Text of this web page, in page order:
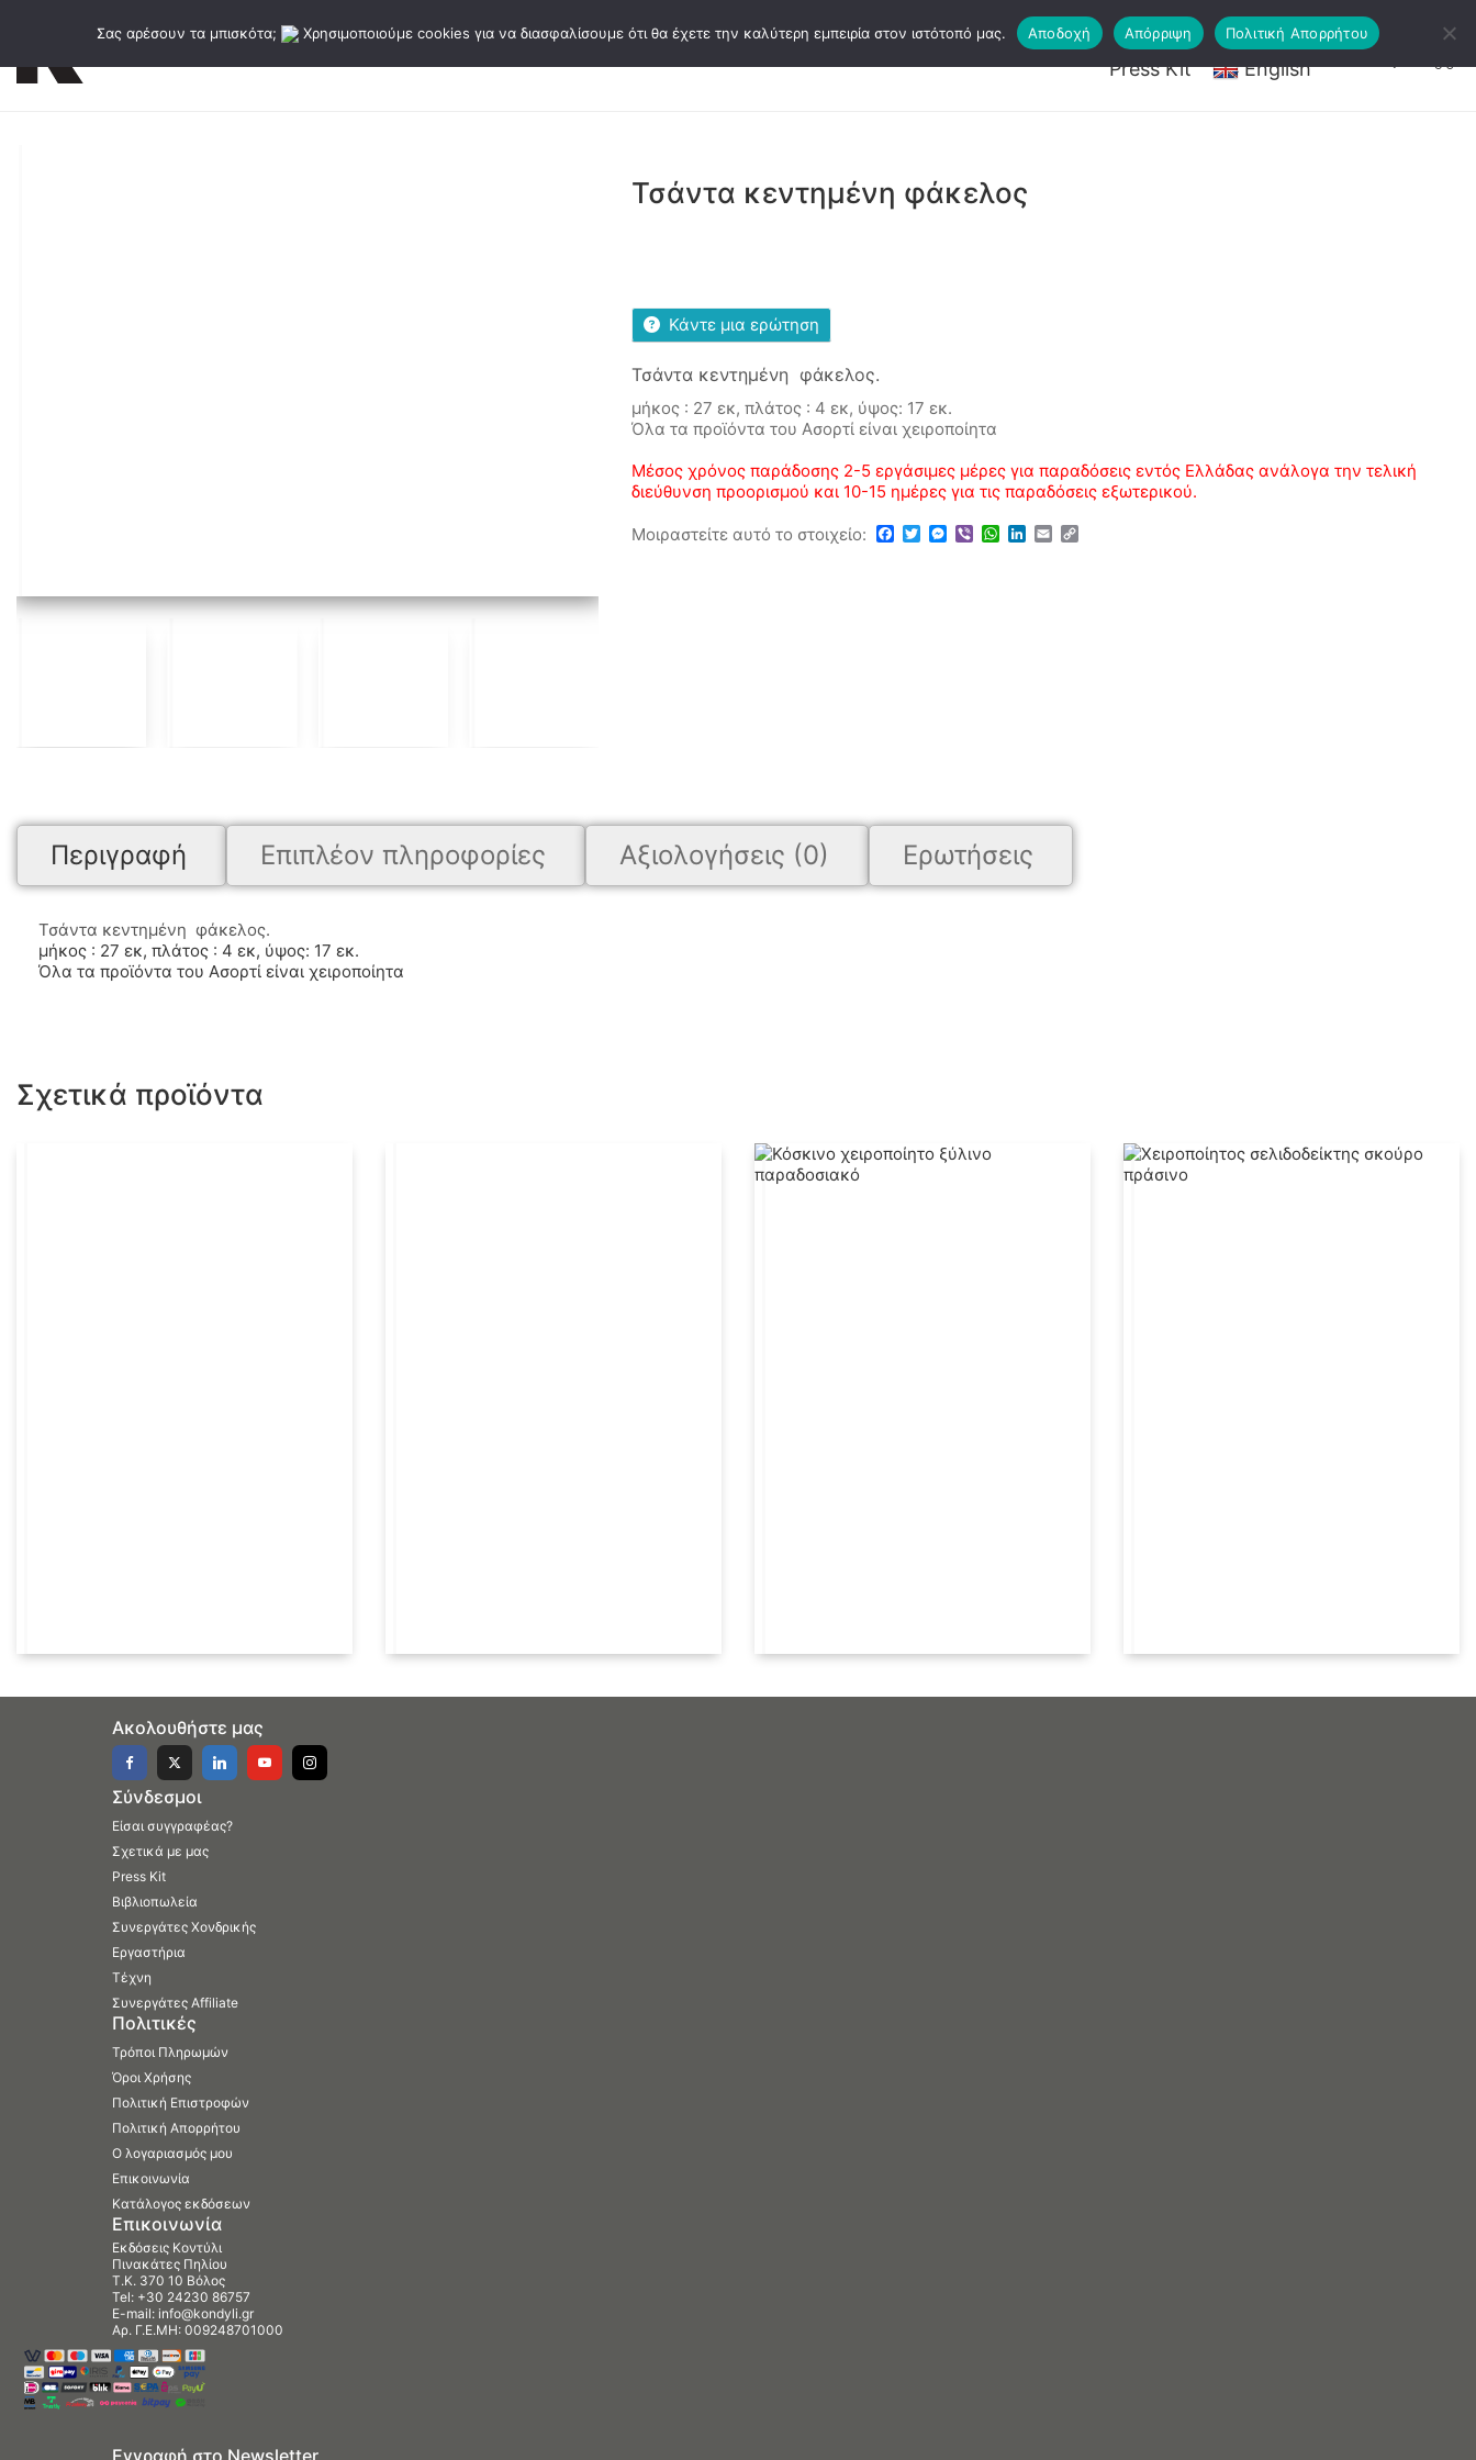
Εκδόσεις Κατάλογος εκδόσεων Συγγραφείς Κάρτες Ψυχοθεραπείας Εργαστήρια – Εισιτήρια
Τέχνη
Press Kit
English
Τσάντα κεντημένη φάκελος
Κάντε μια ερώτηση
Τσάντα κεντημένη φάκελος.
μήκος : 27 εκ, πλάτος : 4 εκ, ύψος: 17 εκ.
Όλα τα προϊόντα του Ασορτί είναι χειροποίητα
Μέσος χρόνος παράδοσης 2-5 εργάσιμες μέρες για παραδόσεις εντός Ελλάδας ανάλογα την τελική
διεύθυνση προορισμού και 10-15 ημέρες για τις παραδόσεις εξωτερικού.
Μοιραστείτε αυτό το στοιχείο: Facebook
TwitterMessenger
ViberWhatsApp
LinkedIn
Email
Περιγραφή Επιπλέον πληροφορίες Αξιολογήσεις (0) Ερωτήσεις
Τσάντα κεντημένη φάκελος.
μήκος : 27 εκ, πλάτος : 4 εκ, ύψος: 17 εκ.
Όλα τα προϊόντα του Ασορτί είναι χειροποίητα
Σχετικά προϊόντα
Ακολουθήστε μας
Σύνδεσμοι
Είσαι συγγραφέας?
Σχετικά με μας
Press Kit
Βιβλιοπωλεία
Συνεργάτες Χονδρικής
Εργαστήρια
Τέχνη
Συνεργάτες Affiliate
Πολιτικές
Τρόποι Πληρωμών
Όροι Χρήσης
Πολιτική Επιστροφών
Πολιτική Απορρήτου
Ο λογαριασμός μου
Επικοινωνία
Κατάλογος εκδόσεων
Επικοινωνία
Εκδόσεις Κοντύλι
Πινακάτες Πηλίου
Τ.Κ. 370 10 Βόλος
Tel: +30 24230 86757
E-mail: info@kondyli.gr
Αρ. Γ.Ε.ΜΗ: 009248701000
Σας αρέσουν τα μπισκότα; Χρησιμοποιούμε cookies για να διασφαλίσουμε ότι θα έχετε την καλύτερη εμπειρία στον ιστότοπό μας. Αποδοχή Απόρριψη Πολιτική Απορρήτου